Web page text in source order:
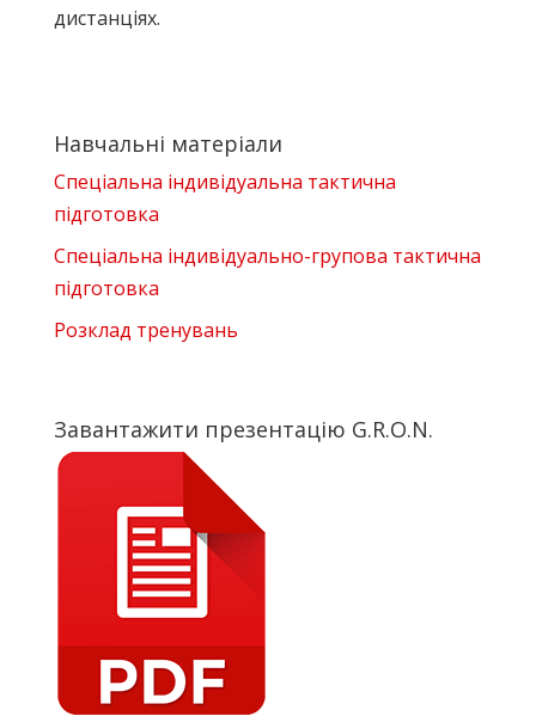
дистанціях.
Навчальні матеріали
Спеціальна індивідуальна тактична
підготовка
Спеціальна індивідуально-групова тактична
підготовка
Розклад тренувань
Завантажити презентацію G.R.O.N.